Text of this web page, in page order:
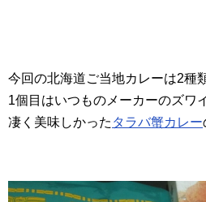
今回の北海道ご当地カレーは2種
1個目はいつものメーカーのズワ
凄く美味しかった タラバ蟹カレー